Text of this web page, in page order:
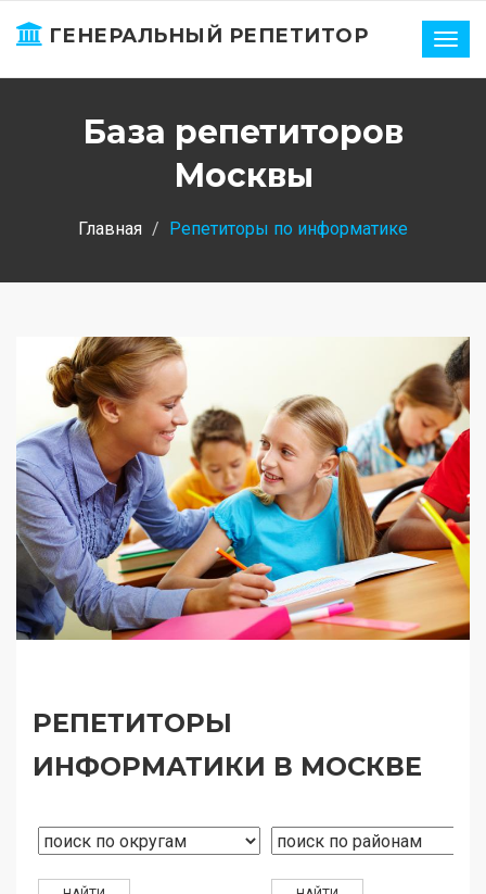
ГЕНЕРАЛЬНЫЙ РЕПЕТИТОР
База репетиторов
Москвы
Главная Репетиторы по информатике
РЕПЕТИТОРЫ
ИНФОРМАТИКИ В МОСКВЕ